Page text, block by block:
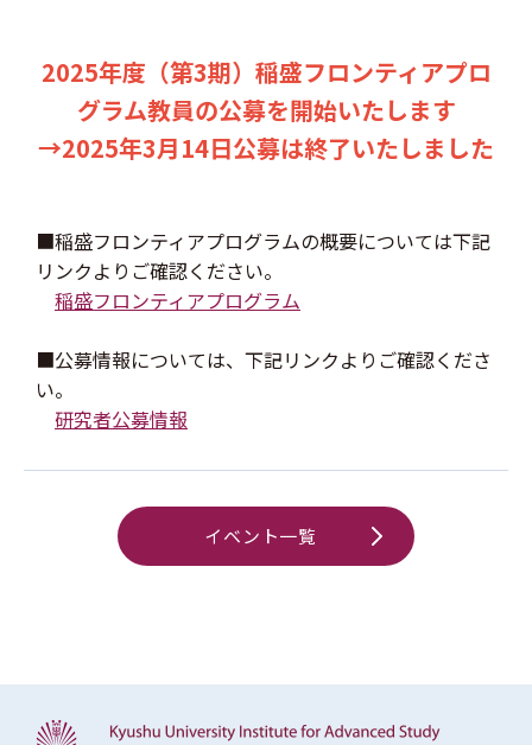
2025年度（第3期）稲盛フロンティアプロ
グラム教員の公募を開始いたします
→2025年3月14日公募は終了いたしました
■稲盛フロンティアプログラムの概要については下記
リンクよりご確認ください。
稲盛フロンティアプログラム
■公募情報については、下記リンクよりご確認くださ
い。
研究者公募情報
イベント一覧